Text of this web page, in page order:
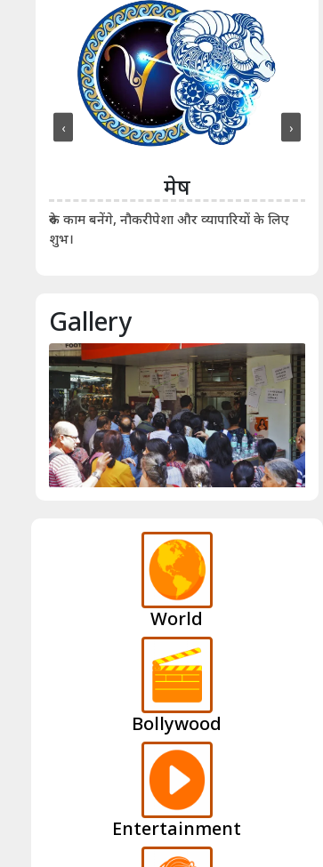
मेष
रुके काम बनेंगे, नौकरीपेशा और व्यापारियों के लिए
शुभ।
‹ ›
Gallery
World
Bollywood
Entertainment